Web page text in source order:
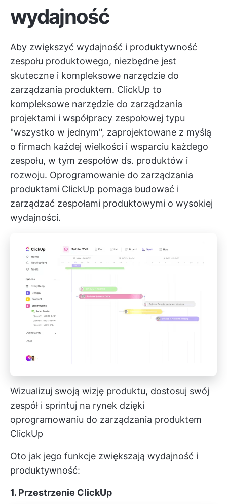
wydajność
Aby zwiększyć wydajność i produktywność
zespołu produktowego, niezbędne jest
skuteczne i kompleksowe narzędzie do
zarządzania produktem. ClickUp to
kompleksowe narzędzie do zarządzania
projektami i współpracy zespołowej typu
"wszystko w jednym", zaprojektowane z myślą
o firmach każdej wielkości i wsparciu każdego
zespołu, w tym zespołów ds. produktów i
rozwoju. Oprogramowanie do zarządzania
produktami ClickUp pomaga budować i
zarządzać zespołami produktowymi o wysokiej
wydajności.
Wizualizuj swoją wizję produktu, dostosuj swój
zespół i sprintuj na rynek dzięki
oprogramowaniu do zarządzania produktem
ClickUp
Oto jak jego funkcje zwiększają wydajność i
produktywność:
1. Przestrzenie ClickUp